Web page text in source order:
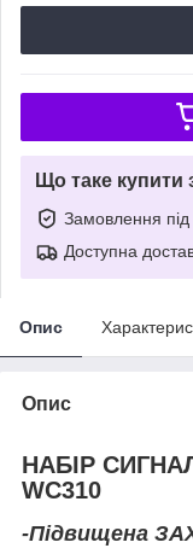
Що таке купити
Замовлення під
Доступна
Опис
Опис
НАБІР
WC310
-Підвищена